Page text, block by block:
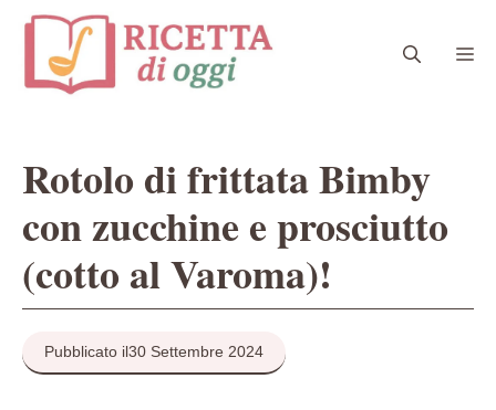
contenuto
Rotolo di frittata Bimby
con zucchine e prosciutto
(cotto al Varoma)!
Pubblicato il30 Settembre 2024